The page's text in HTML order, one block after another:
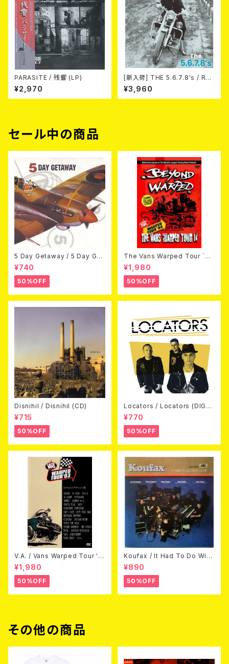
PARASITE / 残響 (LP)
¥2,970
[新入荷] THE 5.6.7.8's / Run
Run Run(LTD.500 2nd PRE
SS) (LP)
¥3,960
セール中の商品
5 Day Getaway / 5 Day Get
away (CDEP)
¥740
50%OFF
The Vans Warped Tour `04
Beyond Warped (国内盤DV
D)
¥1,980
50%OFF
Disnihil / Disnihil (CD)
¥715
50%OFF
Locators / Locators (DIGPA
CK CD)
¥770
50%OFF
V.A. / Vans Warped Tour '0
3 (DVD)
¥1,980
50%OFF
Koufax / It Had To Do With
Love (CD)
¥890
50%OFF
その他の商品